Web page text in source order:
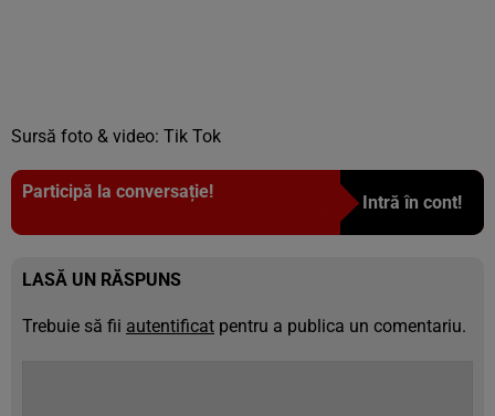
Sursă foto & video: Tik Tok
Participă la conversație!
Intră în cont!
LASĂ UN RĂSPUNS
Trebuie să fii autentificat pentru a publica un comentariu.